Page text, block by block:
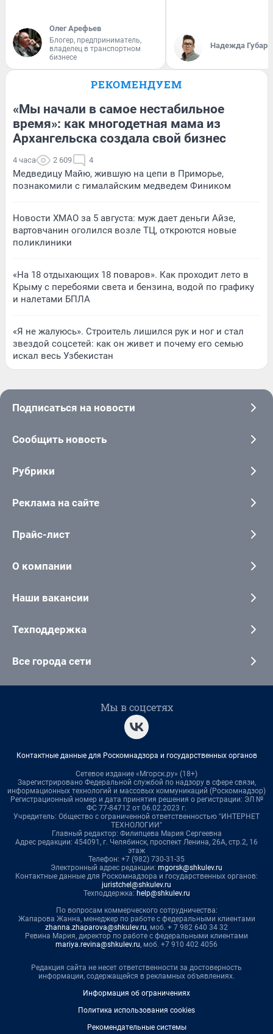
Олег Арефьев
Блогер, предприниматель,
владелец в транспортном
бизнесе
Надежда Губарь
РЕКОМЕНДУЕМ
«Мы начали в самое нестабильное
время»: как многодетная мама из
Архангельска создала свой бизнес
4 часа 2 609 4
Медведицу Майю, жившую на цепи в Приморье,
познакомили с гималайским медведем Фиником
Новости ХМАО за 5 августа: муж дает деньги Айзе,
вартовчанин оголился возле ТЦ, откроются новые
поликлиники
«На 18 отдыхающих 18 поваров». Как проходит лето в
Крыму с перебоями света и бензина, водой по графику
и налетами БПЛА
«Я не жалуюсь». Строитель лишился рук и ног и стал
звездой соцсетей: как он живет и почему его семью
искал весь Узбекистан
Подписаться на новости
Сообщить новость
Рубрики
Реклама на сайте
Прайс-лист
О компании
Наши вакансии
Техподдержка
Все города сети
Мы в соцсетях
Контактные данные для Роскомнадзора и государственных органов
Сетевое издание «Мгорск.ру» (18+)
Зарегистрировано Федеральной службой по надзору в сфере связи,
информационных технологий и массовых коммуникаций (Роскомнадзор)
Регистрационный номер и дата принятия решения о регистрации: ЭЛ №
ФС 77-84712 от 06.02.2023 г.
Учредитель: Общество с ограниченной ответственностью "ИНТЕРНЕТ
ТЕХНОЛОГИИ"
Главный редактор: Филипцева Мария Сергеевна
Адрес редакции: 454091, г. Челябинск, проспект Ленина, 26А, стр.2, 16
этаж
Телефон: +7 (982) 730-31-35
Электронный адрес редакции: mgorsk@shkulev.ru
Контактные данные для Роскомнадзора и государственных органов:
juristchel@shkulev.ru
Техподдержка: help@shkulev.ru
По вопросам коммерческого сотрудничества:
Жапарова Жанна, менеджер по работе с федеральными клиентами
zhanna.zhaparova@shkulev.ru, моб. + 7 982 640 34 32
Ревина Мария, директор по работе с федеральными клиентами
mariya.revina@shkulev.ru, моб. +7 910 402 4056
Редакция сайта не несет ответственности за достоверность
информации, содержащейся в рекламных объявлениях.
Информация об ограничениях
Политика использования cookies
Рекомендательные системы